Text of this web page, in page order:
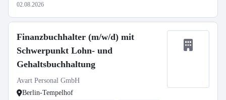
02.08.2026
Finanzbuchhalter (m/w/d) mit
Schwerpunkt Lohn- und
Gehaltsbuchhaltung
Avart Personal GmbH
Berlin-Tempelhof